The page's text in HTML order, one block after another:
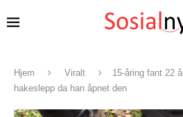
Hjem Viralt
15-åring fant 22
hakeslepp da han åpnet den